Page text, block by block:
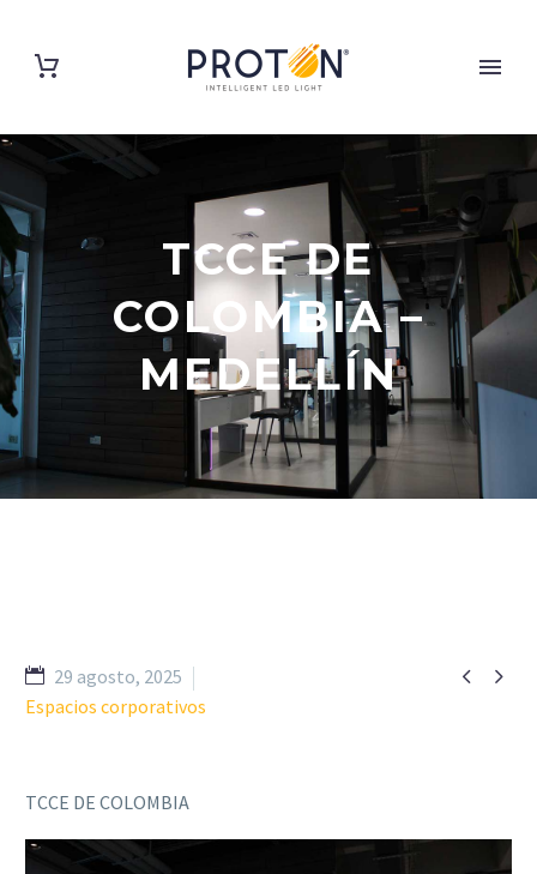
TCCE DE
COLOMBIA –
MEDELLÍN
 
29 agosto, 2025
Espacios corporativos
TCCE DE COLOMBIA